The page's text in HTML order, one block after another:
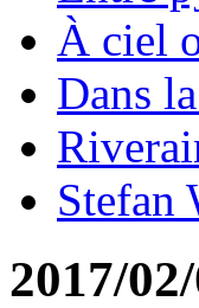
À ciel
Dans
Stefan
2017/